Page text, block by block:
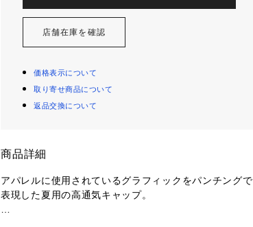
店舗在庫を確認
価格表示について
取り寄せ商品について
返品交換について
商品詳細
アパレルに使用されているグラフィックをパンチングで
表現した夏用の高通気キャップ。